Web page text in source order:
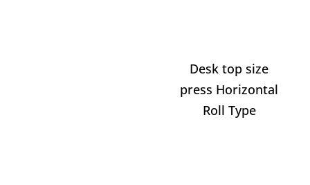
Desk top size
press Horizontal
Roll Type